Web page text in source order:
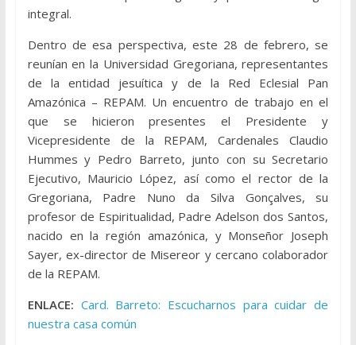
integral.
Dentro de esa perspectiva, este 28 de febrero, se
reunían en la Universidad Gregoriana, representantes
de la entidad jesuítica y de la Red Eclesial Pan
Amazónica – REPAM. Un encuentro de trabajo en el
que se hicieron presentes el Presidente y
Vicepresidente de la REPAM, Cardenales Claudio
Hummes y Pedro Barreto, junto con su Secretario
Ejecutivo, Mauricio López, así como el rector de la
Gregoriana, Padre Nuno da Silva Gonçalves, su
profesor de Espiritualidad, Padre Adelson dos Santos,
nacido en la región amazónica, y Monseñor Joseph
Sayer, ex-director de Misereor y cercano colaborador
de la REPAM.
ENLACE: Card. Barreto: Escucharnos para cuidar de
nuestra casa común